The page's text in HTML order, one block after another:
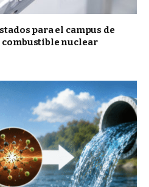
para el campus de
nuclear